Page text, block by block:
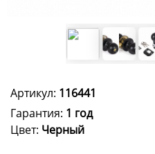
Артикул: 116441
Гарантия: 1 год
Цвет: Черный